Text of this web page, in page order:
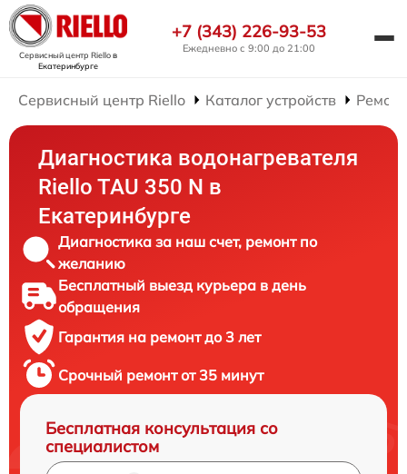
Сервисный центр Rielloв
Екатеринбурге
+7 (343) 226-93-53
Ежедневно с 9:00 до 21:00
Сервисный центр Riello Каталог устройств
Диагностика водонагревателя
Riello TAU 350 N в
Екатеринбурге
Диагностика за наш счет, ремонт по
желанию
Бесплатный выезд курьера в день
обращения
Гарантия на ремонт до 3 лет
Срочный ремонт от 35 минут
Бесплатная консультация со
специалистом